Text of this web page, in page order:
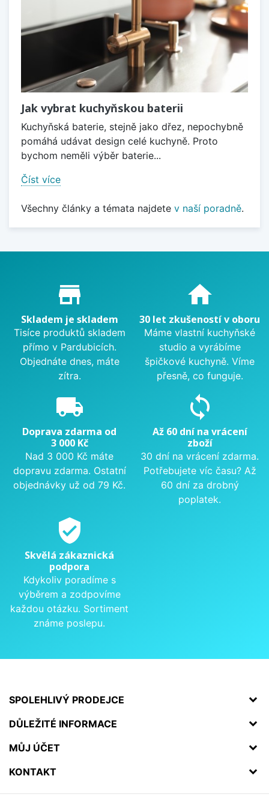
Jak vybrat kuchyňskou baterii
Kuchyňská baterie, stejně jako dřez, nepochybně
pomáhá udávat design celé kuchyně. Proto
bychom neměli výběr baterie...
Číst více
Všechny články a témata najdete v naší poradně.
Proč nakupovat u nás?
store_mall_directory
Skladem je skladem
Tisíce produktů skladem
přímo v Pardubicích.
Objednáte dnes, máte
zítra.
home
30 let zkušeností v oboru
Máme vlastní kuchyňské
studio a vyrábíme
špičkové kuchyně. Víme
přesně, co funguje.
local_shipping
Doprava zdarma od
3 000 Kč
Nad 3 000 Kč máte
dopravu zdarma. Ostatní
objednávky už od 79 Kč.
sync
Až 60 dní na vrácení
zboží
30 dní na vrácení zdarma.
Potřebujete víc času? Až
60 dní za drobný
poplatek.
verified_user
Skvělá zákaznická
podpora
Kdykoliv poradíme s
výběrem a zodpovíme
každou otázku. Sortiment
známe poslepu.
SPOLEHLIVÝ PRODEJCE
DŮLEŽITÉ INFORMACE
MŮJ ÚČET
KONTAKT